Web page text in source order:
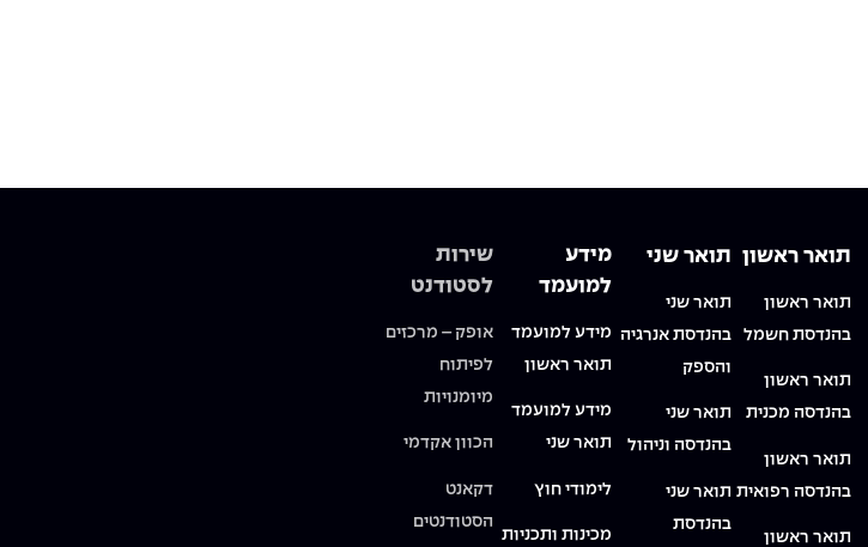
תואר ראשון
תואר ראשון
בהנדסת חשמל
תואר ראשון
בהנדסה מכנית
תואר ראשון
בהנדסה רפואית
תואר ראשון
תואר שני
תואר שני
בהנדסת אנרגיה
והספק
תואר שני
בהנדסה וניהול
תואר שני
בהנדסת
מידע
למועמד
מידע למועמד
תואר ראשון
מידע למועמד
תואר שני
לימודי חוץ
מכינות ותכניות
שירות
לסטודנט
אופק – מרכזים
לפיתוח
מיומנויות
הכוון אקדמי
דקאנט
הסטודנטים